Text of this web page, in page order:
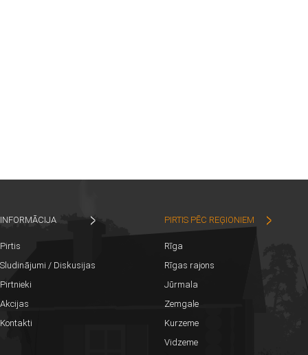
INFORMĀCIJA
Pirtis
Sludinājumi / Diskusijas
Pirtnieki
Akcijas
Kontakti
PIRTIS PĒC REĢIONIEM
Rīga
Rīgas rajons
Jūrmala
Zemgale
Kurzeme
Vidzeme